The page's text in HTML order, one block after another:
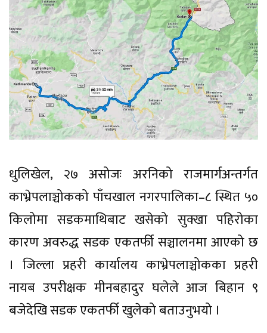
धुलिखेल, २७ असोजः अरनिको राजमार्गअन्तर्गत
काभ्रेपलाञ्चोकको पाँचखाल नगरपालिका–८ स्थित ५०
किलोमा सडकमाथिबाट खसेको सुक्खा पहिरोका
कारण अवरुद्ध सडक एकतर्फी सञ्चालनमा आएको छ
। जिल्ला प्रहरी कार्यालय काभ्रेपलाञ्चोकका प्रहरी
नायब उपरीक्षक मीनबहादुर घलेले आज बिहान ९
बजेदेखि सडक एकतर्फी खुलेको बताउनुभयो ।